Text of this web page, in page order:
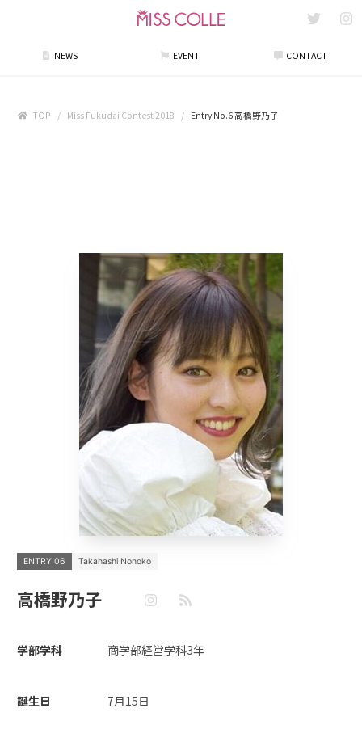
NEWS EVENT CONTACT
TOP Miss Fukudai Contest 2018 Entry No.6 高橋野乃子
ENTRY 06 Takahashi Nonoko
高橋野乃子
学部学科 商学部経営学科3年
誕生日 7月15日